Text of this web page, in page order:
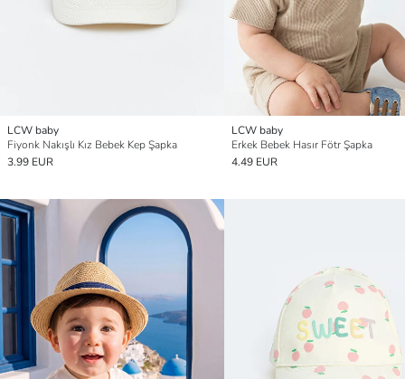
LCW baby
Fiyonk Nakışlı Kız Bebek Kep Şapka
3.99 EUR
LCW baby
Erkek Bebek Hasır Fötr Şapka
4.49 EUR